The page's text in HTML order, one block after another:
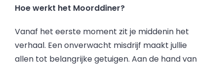
Hoe werkt het Moorddiner?
Vanaf het eerste moment zit je middenin het
verhaal. Een onverwacht misdrijf maakt jullie
allen tot belangrijke getuigen. Aan de hand van